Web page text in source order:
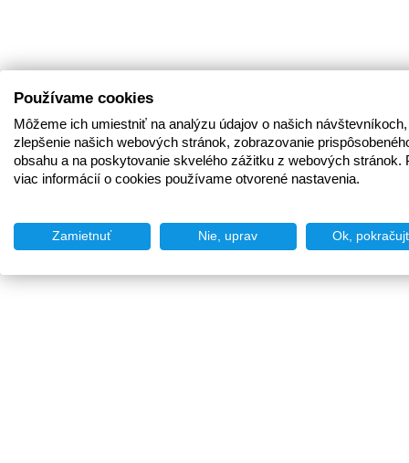
Používame cookies
Môžeme ich umiestniť na analýzu údajov o našich
zlepšenie našich webových stránok, zobrazovanie
obsahu a na poskytovanie skvelého zážitku z webových stránok.
viac informácií o cookies používame otvorené nastavenia.
Zamietnuť Nie, uprav Ok,